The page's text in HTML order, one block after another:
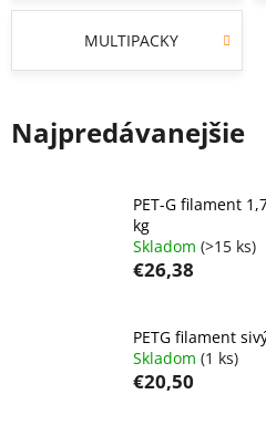
MULTIPACKY
Najpredávanejšie
PET-G filament
kg
Skladom (>15 ks)
€26,38
PETG filament
Skladom (1 ks)
€20,50